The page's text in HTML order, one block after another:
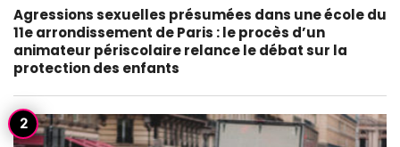
Agressions sexuelles présumées dans une école du
11e arrondissement de Paris : le procès d’un
animateur périscolaire relance le débat sur la
protection des enfants